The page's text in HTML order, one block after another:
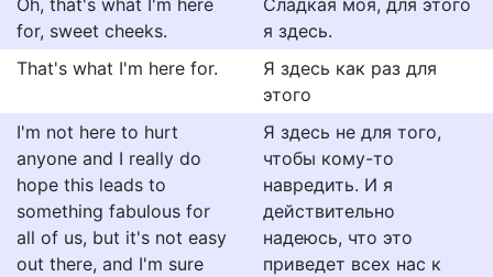
Oh, that's what I'm here
for, sweet cheeks.
Сладкая моя, для этого
я здесь.
That's what I'm here for.
Я здесь как раз для
этого
I'm not here to hurt
anyone and I really do
hope this leads to
something fabulous for
all of us, but it's not easy
out there, and I'm sure
Я здесь не для того,
чтобы кому-то
навредить. И я
действительно
надеюсь, что это
приведет всех нас к